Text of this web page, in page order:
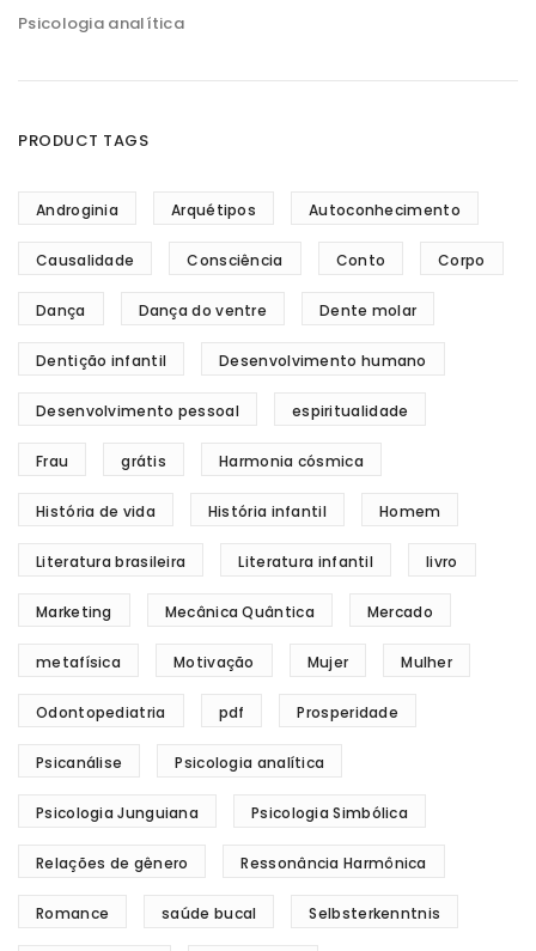
Psicologia analítica
PRODUCT TAGS
Androginia Arquétipos Autoconhecimento
Causalidade Consciência Conto Corpo
Dança Dança do ventre Dente molar
Dentição infantil Desenvolvimento humano
Desenvolvimento pessoal espiritualidade
Frau grátis Harmonia cósmica
História de vida História infantil Homem
Literatura brasileira Literatura infantil livro
Marketing Mecânica Quântica Mercado
metafísica Motivação Mujer Mulher
Odontopediatria pdf Prosperidade
Psicanálise Psicologia analítica
Psicologia Junguiana Psicologia Simbólica
Relações de gênero Ressonância Harmônica
Romance saúde bucal Selbsterkenntnis